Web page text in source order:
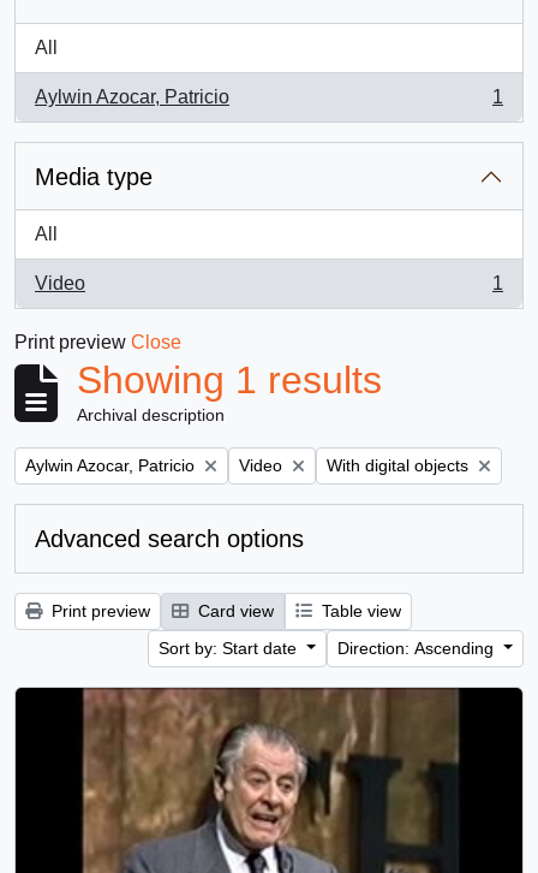
All
Aylwin Azocar, Patricio
, 1 results
1
Media type
All
Video
, 1 results
1
Print preview Close
Showing 1 results
Archival description
Remove filter:
Aylwin Azocar, Patricio Remove filter:
Video Remove filter:
With digital objects
Advanced search options
Print preview Card view
Table view
Sort by: Start date
Direction: Ascending